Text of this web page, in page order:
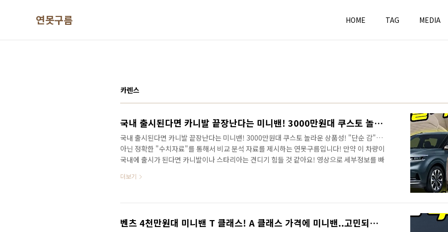
연못구름 HOME TAG MEDIA
카렌스
국내 출시된다면 카니발 끝장난다는 미니밴! 3000만원대 쿠스토 놀라운 상품성!
국내 출시된다면 카니발 끝장난다는 미니밴! 3000만원대 쿠스토 놀라운 상품성! "단순 감"이
아닌 정확한 "수치자료"를 통해서 비교 분석 자료를 제시하는 연못구름입니다! 만약 이 차량이
국내에 출시가 된다면 카니발이나 스타리아는 견디기 힘들 것 같아요! 영상으로 세부정보를 빠
알려드리고, 150만 명이 넘는 분들이 6천 개의 좋아요로 응답해 주셨는데.. 소식이 업데이트가
면 좋겠다는 차량이 많죠? 최근 출시된 카렌스 그렇죠! 2열 독립 시트 갖추고 있고, 가끔 3열까
더보기
벤츠 4천만원대 미니밴 T 클래스! A 클래스 가격에 미니밴..고민되네! Mercedes Benz T Class Minivan